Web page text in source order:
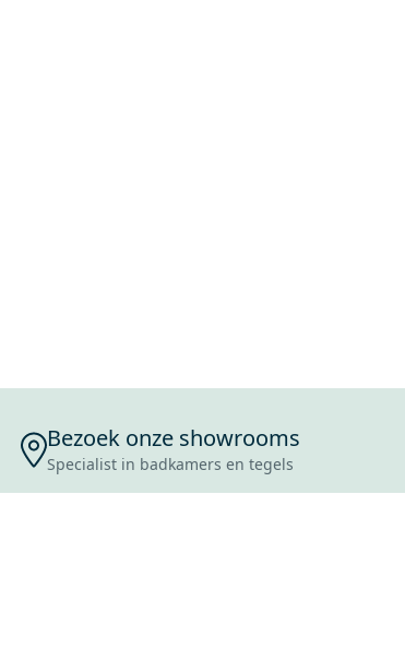
Bezoek onze showrooms
Specialist in badkamers en tegels